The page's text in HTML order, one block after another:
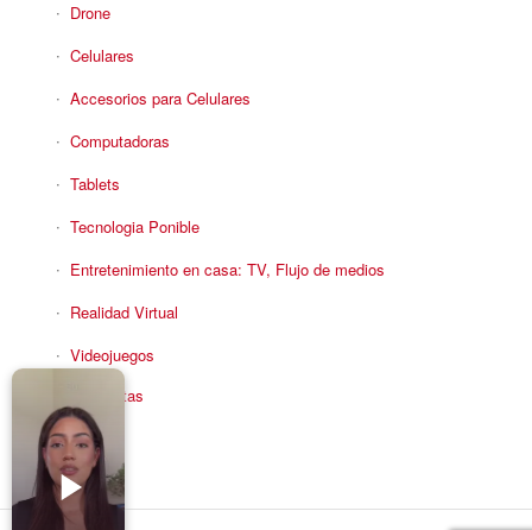
Drone
Celulares
Accesorios para Celulares
Computadoras
Tablets
Tecnologia Ponible
Entretenimiento en casa: TV, Flujo de medios
Realidad Virtual
Videojuegos
Reciba Ofertas